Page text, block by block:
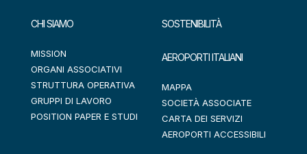
CHI SIAMO
MISSION
ORGANI ASSOCIATIVI
STRUTTURA OPERATIVA
GRUPPI DI LAVORO
POSITION PAPER E STUDI
SOSTENIBILITÀ
AEROPORTI ITALIANI
MAPPA
SOCIETÀ ASSOCIATE
CARTA DEI SERVIZI
AEROPORTI ACCESSIBILI